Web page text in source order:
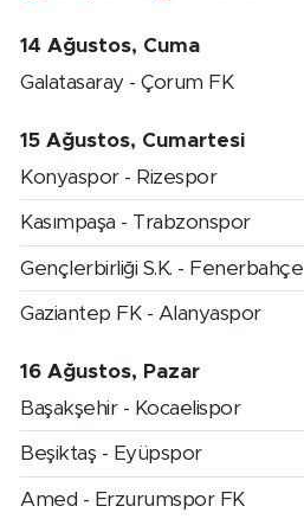
14 Ağustos, Cuma
Galatasaray - Çorum FK
15 Ağustos, Cumartesi
Konyaspor - Rizespor
Kasımpaşa - Trabzonspor
Gençlerbirliği S.K. - Fenerbahçe
Gaziantep FK - Alanyaspor
16 Ağustos, Pazar
Başakşehir - Kocaelispor
Beşiktaş - Eyüpspor
Amed - Erzurumspor FK